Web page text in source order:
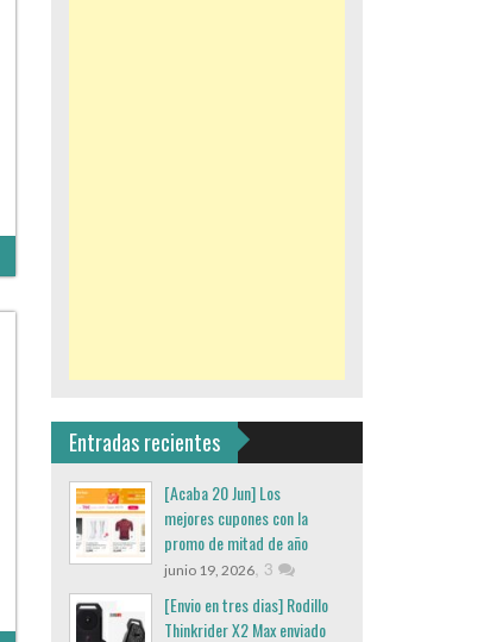
Entradas recientes
[Acaba 20 Jun] Los
mejores cupones con la
promo de mitad de año
junio 19, 2026, 3
[Envio en tres dias] Rodillo
Thinkrider X2 Max enviado